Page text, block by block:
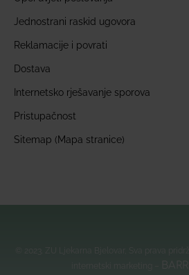
Jednostrani raskid ugovora
Reklamacije i povrati
Dostava
Internetsko rješavanje sporova
Pristupačnost
Sitemap (Mapa stranice)